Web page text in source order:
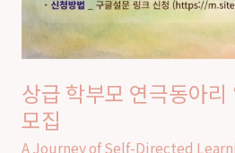
상급 학부모 연극동아리
모집
A Journey of Self-Directed